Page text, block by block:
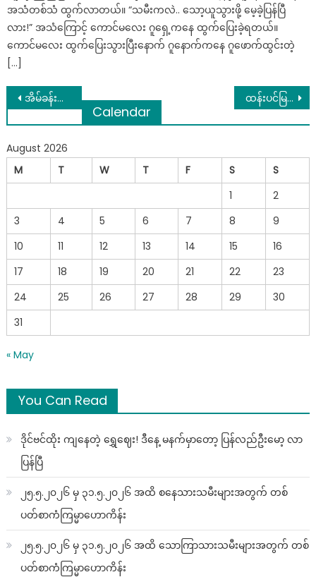
အသံတစ်သံ ထွက်လာတယ်။ “သမီးကလဲ.. သော့ယူသွားဖို့ မေ့ခဲ့ပြန်ပြီ
လား!” အသံကြောင့် ကောင်မလေး ဂူရှေ့ကနေ ထွက်ပြေးခဲ့ရတယ်။
ကောင်မလေး ထွက်ပြေးသွားပြီးနောက် ဂူနောက်ကနေ ဂူဖောက်ထွင်းတဲ့
[…]
Post
navigation
အိမ်ခန်းထဲမှ မကောင်းတဲ့ အနံ့အသက်များ ရှင်းလင်းနည်း ထန်းပင်မြစ် ဆိုတာ ထန်းပင်ကြီးရဲ့ အမြစ်လား… မသိသေးသူများ အတွက် တင်ပေးလိုက်တာပါ…
Calendar
August 2026
M
T W T F S
S
1
2
3
4 5 6 7 8
9
10
11 12 13 14 15
16
17
18 19 20 21 22
23
24
25 26 27 28 29
30
31
« May
You Can Read
ဒိုင်ဗင်ထိုး ကျနေတဲ့ ရွှေဈေး! ဒီနေ့ မနက်မှာတော့ ပြန်လည်ဦးမော့ လာ
ပြန်ပြီ
၂၅.၅.၂၀၂၆ မှ ၃၁.၅.၂၀၂၆ အထိ စနေသားသမီးများအတွက် တစ်
ပတ်စာကံကြမ္မာဟောကိန်း
၂၅.၅.၂၀၂၆ မှ ၃၁.၅.၂၀၂၆ အထိ သောကြာသားသမီးများအတွက် တစ်
ပတ်စာကံကြမ္မာဟောကိန်း